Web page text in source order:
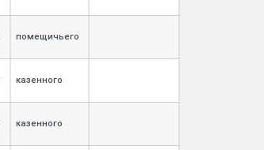
помещичьего
казенного
казенного